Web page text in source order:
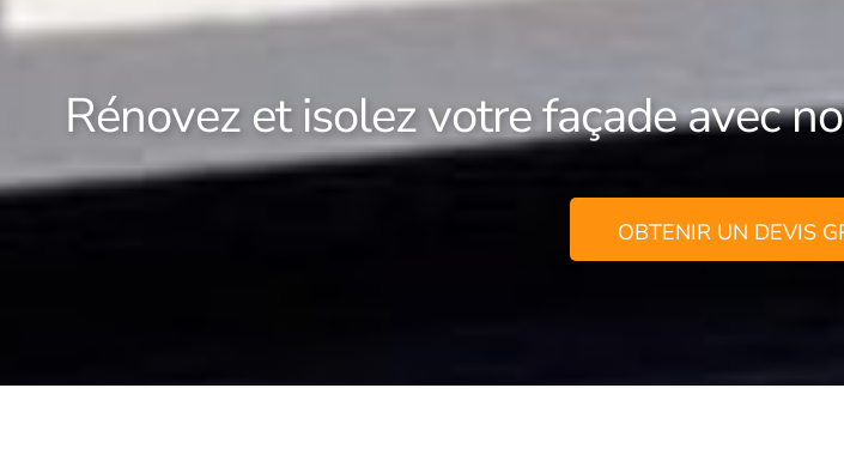
Rénovez et isolez votre façade avec
OBTENIR UN DEVIS